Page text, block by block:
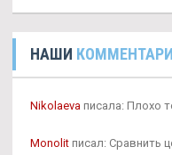
НАШИ
Nikolaeva писала: Плохо
Monolit писал: Сравнить